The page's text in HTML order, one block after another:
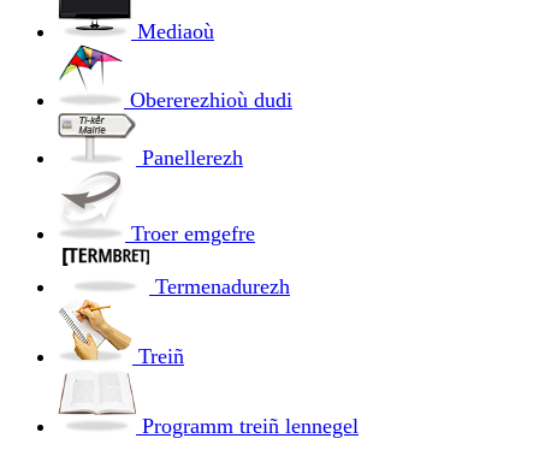
Mediaoù
Obererezhioù dudi
Panellerezh
Troer emgefre
Termenadurezh
Treiñ
Programm treiñ lennegel